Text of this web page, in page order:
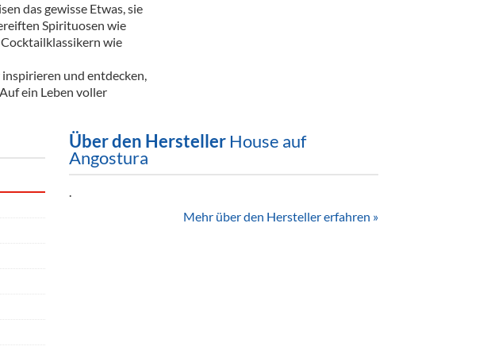
das gewisse Etwas, sie
Spirituosen wie
wie
und entdecken,
ein Leben voller
Über den Hersteller House auf
Angostura
.
Mehr über den Hersteller erfahren »